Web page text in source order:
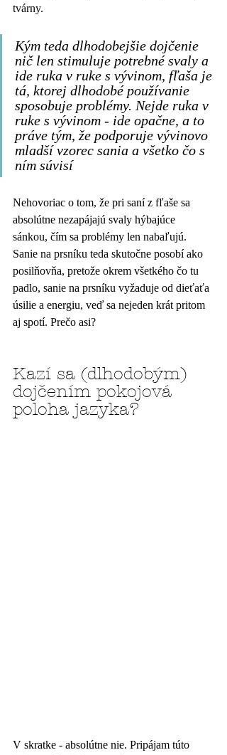
tvárny.
Kým teda dlhodobejšie dojčenie
nič len stimuluje potrebné svaly a
ide ruka v ruke s vývinom, fľaša je
tá, ktorej dlhodobé používanie
sposobuje problémy. Nejde ruka v
ruke s vývinom - ide opačne, a to
práve tým, že podporuje vývinovo
mladší vzorec sania a všetko čo s
ním súvisí
Nehovoriac o tom, že pri saní z fľaše sa
absolútne nezapájajú svaly hýbajúce
sánkou, čím sa problémy len nabaľujú.
Sanie na prsníku teda skutočne posobí ako
posilňovňa, pretože okrem všetkého čo tu
padlo, sanie na prsníku vyžaduje od dieťaťa
úsilie a energiu, veď sa nejeden krát pritom
aj spotí. Prečo asi?
Kazí sa (dlhodobým)
dojčením pokojová
poloha jazyka?
V skratke - absolútne nie. Pripájam túto